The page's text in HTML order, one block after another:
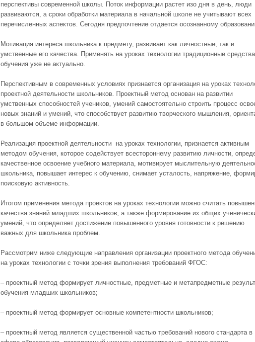
перспективы современной школы. Поток информации растет изо дня в день, люди
развиваются, а сроки обработки материала в начальной школе не учитывают всех
перечисленных аспектов. Сегодня предпочтение отдается осознанному
Мотивация интереса школьника к предмету, развивает как личностные, так и
умственные его качества. Применять на уроках технологии традиционные средства
обучения уже не актуально.
Перспективным в современных условиях признается организация на уроках
проектной деятельности школьников. Проектный метод основан на развитии
умственных способностей учеников, умений самостоятельно строить процесс
новых знаний и умений, что способствует развитию творческого мышления,
в большом объеме информации.
Реализация проектной деятельности на уроках технологии, признается активным
методом обучения, которое содействует всестороннему развитию личности,
качественное освоение учебного материала, мотивирует мыслительную
школьника, повышает интерес к обучению, снимает усталость, напряжение,
поисковую активность.
Итогом применения метода проектов на уроках технологии можно считать
качества знаний младших школьников, а также формирование их общих
умений, что определяет достижение повышенного уровня готовности к решению
важных для школьника проблем.
Рассмотрим ниже следующие направления организации проектного метода
на уроках технологии с точки зрения выполнения требований ФГОС:
– проектный метод формирует личностные, предметные и метапредметные
обучения младших школьников;
– проектный метод формирует основные компетентности школьников;
– проектный метод является существенной частью требований нового стандарта в